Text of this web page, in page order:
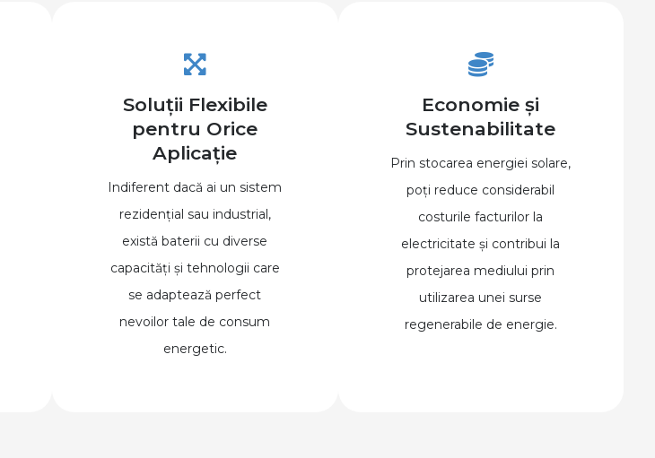
Soluții Flexibile
pentru Orice
Aplicație
Indiferent dacă ai un sistem
rezidențial sau industrial,
există baterii cu diverse
capacități și tehnologii care
se adaptează perfect
nevoilor tale de consum
energetic.
Economie și
Sustenabilitate
Prin stocarea energiei solare,
poți reduce considerabil
costurile facturilor la
electricitate și contribui la
protejarea mediului prin
utilizarea unei surse
regenerabile de energie.